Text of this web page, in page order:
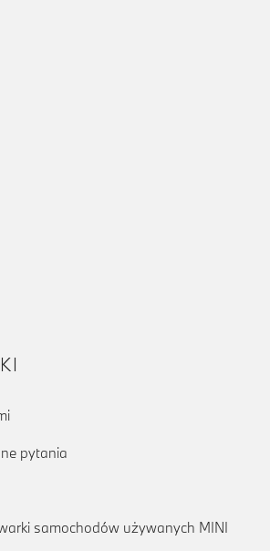
pytania
samochodów używanych MINI